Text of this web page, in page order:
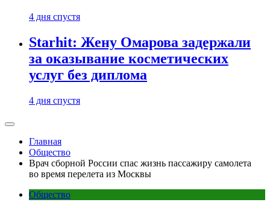
4 дня спустя
Starhit: Жену Омарова задержали
за оказывание косметических
услуг без диплома
4 дня спустя
Главная
Общество
Врач сборной России спас жизнь пассажиру самолета
во время перелета из Москвы
Общество